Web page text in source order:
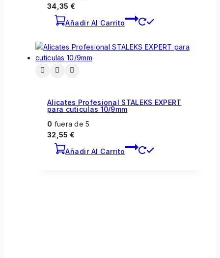
34,35 €
Añadir Al Carrito
Alicates Profesional STALEKS EXPERT
para cuticulas 10/9mm
0 fuera de 5
32,55 €
Añadir Al Carrito